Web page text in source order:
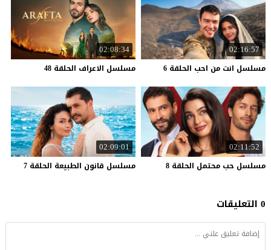
02:16:57
مسلسل انت من احب الحلقة 6
02:08:34
مسلسل الاعراف الحلقة 48
02:11:52
مسلسل حب محتمل الحلقة 8
02:09:01
مسلسل قانون الطبيعة الحلقة 7
0 التعليقات